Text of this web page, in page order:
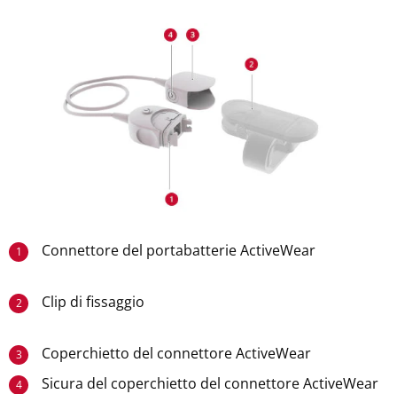
1 Connettore del portabatterie ActiveWear
2 Clip di fissaggio
3 Coperchietto del connettore ActiveWear
4 Sicura del coperchietto del connettore ActiveWear